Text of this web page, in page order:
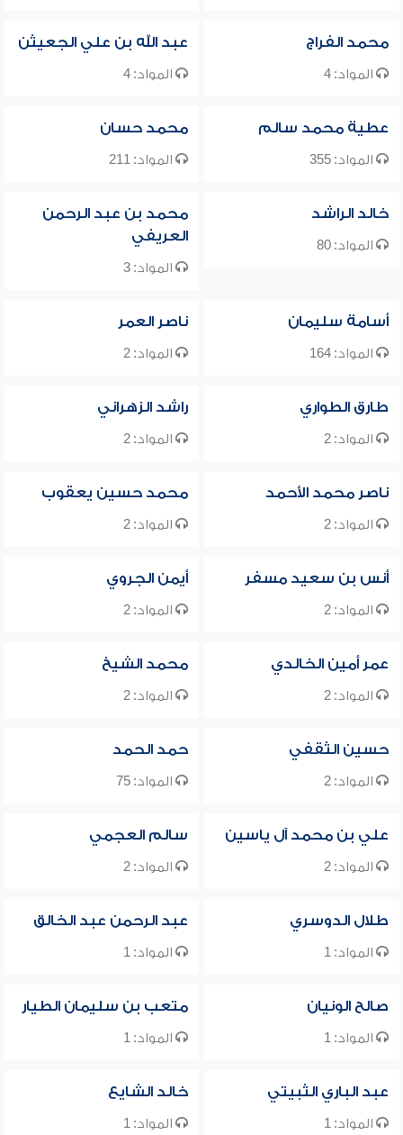
محمد الفراج
المواد: 4
عبد الله بن علي الجعيثن
المواد: 4
عطية محمد سالم
المواد: 355
محمد حسان
المواد: 211
خالد الراشد
المواد: 80
محمد بن عبد الرحمن
العريفي
المواد: 3
أسامة سليمان
المواد: 164
ناصر العمر
المواد: 2
طارق الطواري
المواد: 2
راشد الزهراني
المواد: 2
ناصر محمد الأحمد
المواد: 2
محمد حسين يعقوب
المواد: 2
أنس بن سعيد مسفر
المواد: 2
أيمن الجروي
المواد: 2
عمر أمين الخالدي
المواد: 2
محمد الشيخ
المواد: 2
حسين الثقفي
المواد: 2
حمد الحمد
المواد: 75
علي بن محمد آل ياسين
المواد: 2
سالم العجمي
المواد: 2
طلال الدوسري
المواد: 1
عبد الرحمن عبد الخالق
المواد: 1
صالح الونيان
المواد: 1
متعب بن سليمان الطيار
المواد: 1
عبد الباري الثبيتي
المواد: 1
خالد الشايع
المواد: 1